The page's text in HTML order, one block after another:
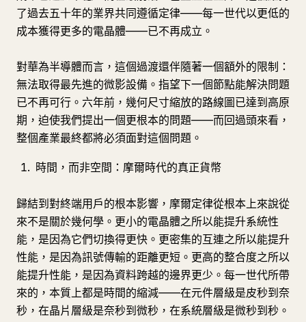
了過去五十年的業界共同遵循定律——每一世代以更低的
成本獲得更多的電晶體——已不再成立。
對華為半導體而言，這個過渡還伴隨著一個額外的限制：
無法取得最先進的微影設備。指望下一個節點能解決問題
已不再可行。六年前，幾何尺寸縮放的路線圖已達到高原
期，迫使我們提出一個更根本的問題——而回過頭來看，
整個產業最終都將必須面對這個問題。
時間，而非空間：摩爾時代的真正貨幣
歸結到對終端用戶的根本影響，摩爾定律從根本上來說從
來不是關於幾何學。更小的電晶體之所以能提升系統性
能，是因為它們切換得更快。更密集的互連之所以能提升
性能，是因為訊號傳輸的距離更短。更高的整合度之所以
能提升性能，是因為資料跨越的邊界更少。每一世代所帶
來的，本質上都是時間的縮減——在元件層級是皮秒到奈
秒，在晶片層級是奈秒到微秒，在系統層級是微秒到秒。